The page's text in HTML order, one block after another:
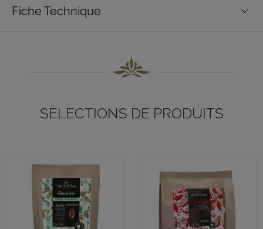
Fiche Technique
SELECTIONS DE PRODUITS